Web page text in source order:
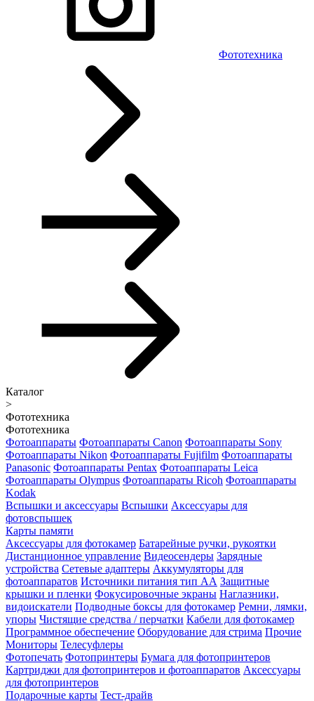
Фототехника
Каталог
>
Фототехника
Фототехника
Фотоаппараты Фотоаппараты Canon Фотоаппараты Sony
Фотоаппараты Nikon Фотоаппараты Fujifilm Фотоаппараты
Panasonic Фотоаппараты Pentax Фотоаппараты Leica
Фотоаппараты Olympus Фотоаппараты Ricoh Фотоаппараты
Kodak
Вспышки и аксессуары Вспышки Аксессуары для
фотовспышек
Карты памяти
Аксессуары для фотокамер Батарейные ручки, рукоятки
Дистанционное управление Видеосендеры Зарядные
устройства Сетевые адаптеры Аккумуляторы для
фотоаппаратов Источники питания тип АА Защитные
крышки и пленки Фокусировочные экраны Наглазники,
видоискатели Подводные боксы для фотокамер Ремни, лямки,
упоры Чистящие средства / перчатки Кабели для фотокамер
Программное обеспечение Оборудование для стрима Прочие
Мониторы Телесуфлеры
Фотопечать Фотопринтеры Бумага для фотопринтеров
Картриджи для фотопринтеров и фотоаппаратов Аксессуары
для фотопринтеров
Подарочные карты Тест-драйв